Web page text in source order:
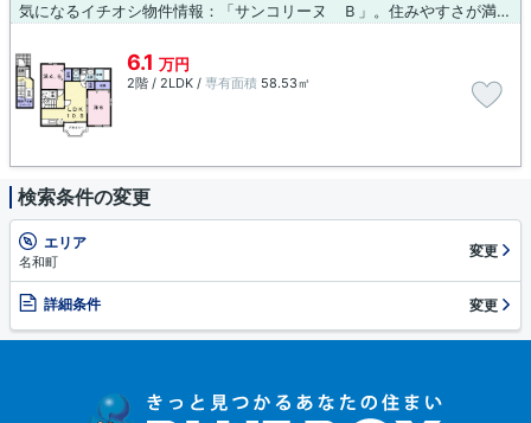
気になるイチオシ物件情報：「サンコリーヌ Ｂ」。住みやすさが満載でイチオシのアパートはこちらです。住まい探しでお困りの方に、当社が取り扱う物件のご紹介をいたします。当社のオススメ物件は利便性が高く、快適な暮らしができます。お客様のニーズに合わせた物件のご紹介をいたしますので、ご連絡下さい。
6.1 万円
2階 / 2LDK / 専有面積 58.53㎡
検索条件の変更
エリア
名和町
変更
詳細条件 変更